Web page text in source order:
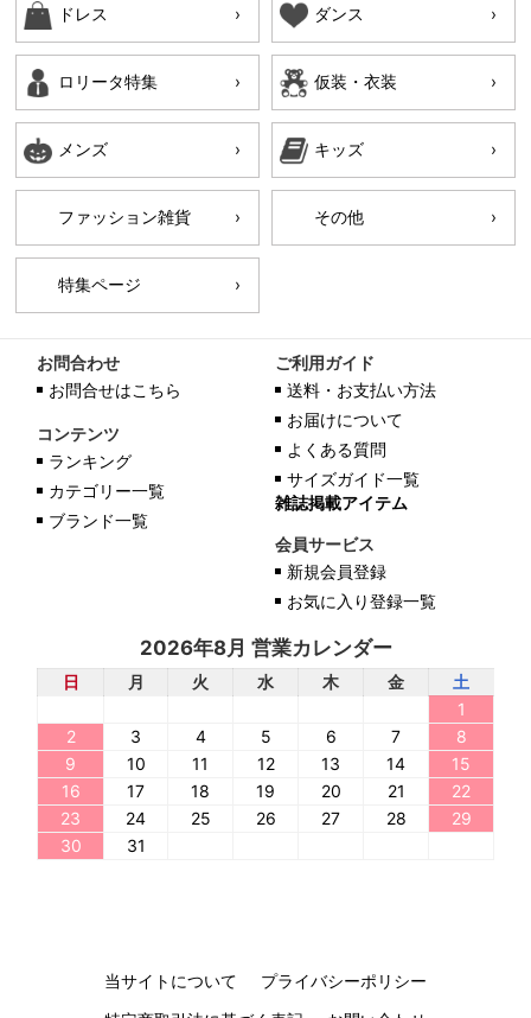
ドレス ダンス
ロリータ特集 仮装・衣装
メンズ キッズ
ファッション雑貨 その他
特集ページ
お問合わせ
お問合せはこちら
コンテンツ
ランキング
カテゴリー一覧
ブランド一覧
ご利用ガイド
送料・お支払い方法
お届けについて
よくある質問
サイズガイド一覧
雑誌掲載アイテム
会員サービス
新規会員登録
お気に入り登録一覧
2026年8月 営業カレンダー
日 月 火 水 木 金
土
1
2
3 4 5 6 7
8
9
10 11 12 13 14
15
16
17 18 19 20 21
22
23
24 25 26 27 28
29
30
31
当サイトについて
プライバシーポリシー